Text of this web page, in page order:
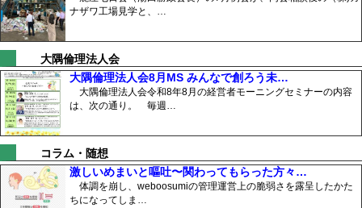
ナザワ工場見学と、…
大隅倫理法人会
大隅倫理法人会8月MS みんなで創ろう未…
大隅倫理法人会令和8年8月の経営者モーニングセミナーの内容
は、次の通り。 毎週…
コラム・随想
激しいめまいと嘔吐〜関わってもらった方々…
体調を崩し、weboosumiの管理運営上の脆弱さを露呈したかた
ちになってしま…